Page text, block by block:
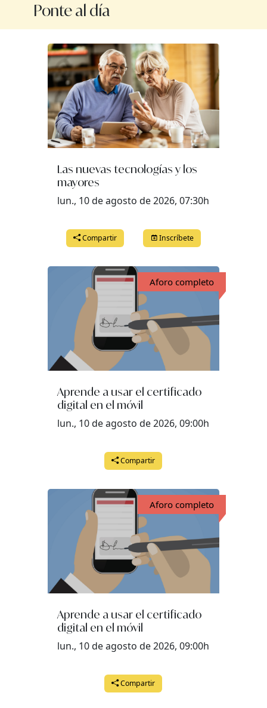
Ponte al día
Las nuevas tecnologías y los
mayores
lun., 10 de agosto de 2026, 07:30h
Compartir Inscríbete
Aforo completo
Aprende a usar el certificado
digital en el móvil
lun., 10 de agosto de 2026, 09:00h
Compartir
Aforo completo
Aprende a usar el certificado
digital en el móvil
lun., 10 de agosto de 2026, 09:00h
Compartir